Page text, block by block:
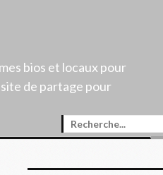
bios et locaux pour
de partage pour